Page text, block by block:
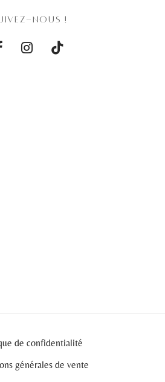
NOUS !
de confidentialité
générales de vente